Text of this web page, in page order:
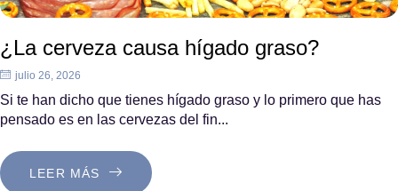
¿La cerveza causa hígado graso?
julio 26, 2026
Si te han dicho que tienes hígado graso y lo primero que has
pensado es en las cervezas del fin...
LEER MÁS